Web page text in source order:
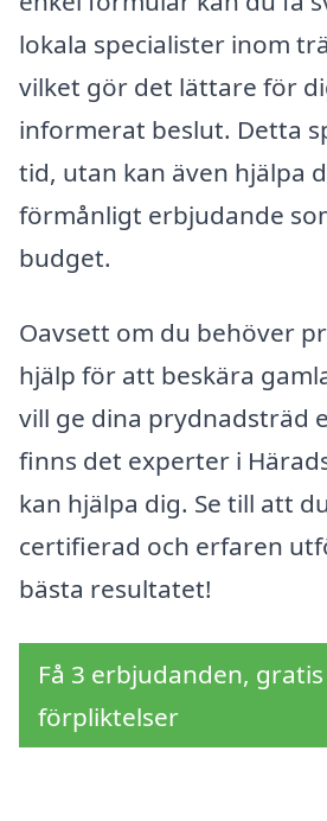
lokala specialister inom
vilket gör det lättare för
informerat beslut. Detta
tid, utan kan även hjälpa
förmånligt erbjudande
budget.
Oavsett om du behöver
hjälp för att beskära
vill ge dina prydnadsträd
finns det experter i
kan hjälpa dig. Se till att
certifierad och erfaren
bästa resultatet!
Få 3 erbjudanden,
förpliktelser